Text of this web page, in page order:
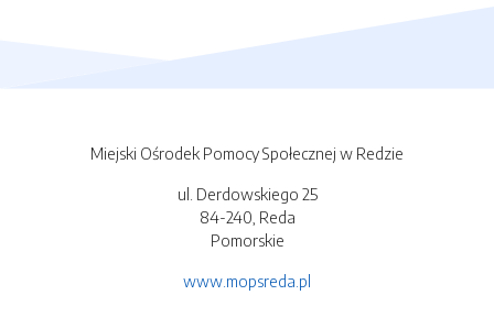
Miejski Ośrodek Pomocy Społecznej w Redzie
ul. Derdowskiego 25
84-240, Reda
Pomorskie
www.mopsreda.pl